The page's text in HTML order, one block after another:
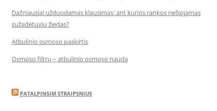
Dažniausiai užduodamas klausimas: ant kurios rankos nešiojamas
sužadėtuvių žiedas?
Atbulinio osmoso paskirtis
Osmoso filtrų – atbulinio osmoso nauda
PATALPINSIM STRAIPSNIUS